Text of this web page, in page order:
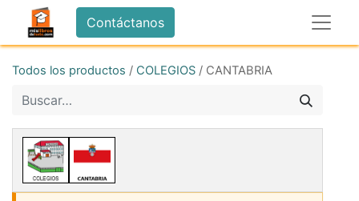
Contáctanos
Todos los productos / COLEGIOS / CANTABRIA